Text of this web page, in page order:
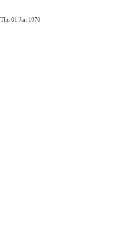
Thu 01 Jan 1970